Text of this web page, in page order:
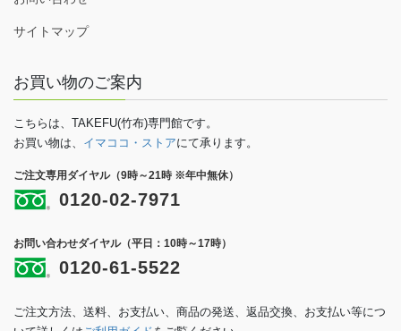
サイトマップ
お買い物のご案内
こちらは、TAKEFU(竹布)専門館です。
お買い物は、 イマココ・ストアにて承ります。
ご注文専用ダイヤル（9時～21時 ※年中無休）
0120-02-7971
お問い合わせダイヤル（平日：10時～17時）
0120-61-5522
ご注文方法、送料、お支払い、商品の発送、返品交換、お支払い等につ